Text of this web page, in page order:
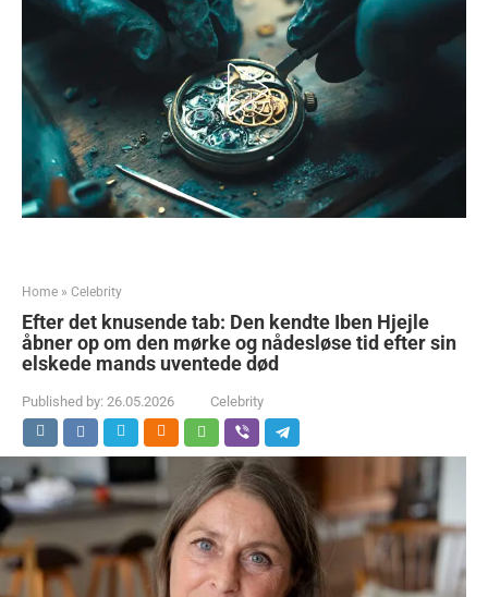
Home » Celebrity
Efter det knusende tab: Den kendte Iben Hjejle
åbner op om den mørke og nådesløse tid efter sin
elskede mands uventede død
Published by: 26.05.2026 Celebrity